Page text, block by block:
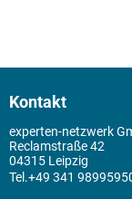
Kontakt
experten-netzwerk
Reclamstraße 42
04315 Leipzig
+49 341